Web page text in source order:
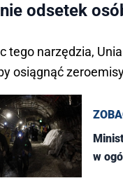
odsetek
tego narzędzia,
osiągnąć
w